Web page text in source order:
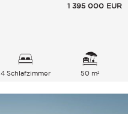
1 395 000 EUR
4 Schlafzimmer 50 m²